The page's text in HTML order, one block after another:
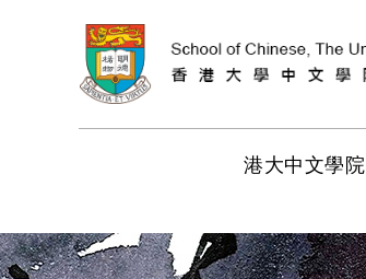
港大中文學院